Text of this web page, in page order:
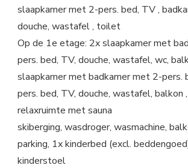
slaapkamer met 2-pers. bed, TV ,
douche, wastafel , toilet
Op de 1e etage: 2x slaapkamer met
pers. bed, TV, douche, wastafel, wc,
slaapkamer met badkamer met 2-pers.
pers. bed, TV, douche, wastafel, balkon
relaxruimte met sauna
skiberging, wasdroger, wasmachine,
parking, 1x kinderbed (excl.
kinderstoel